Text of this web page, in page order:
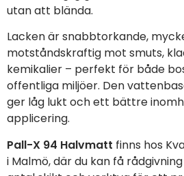
utan att blända.
Lacken är snabbtorkande,
motståndskraftig mot smuts,
kemikalier – perfekt för både
offentliga miljöer. Den
ger låg lukt och ett bättre
applicering.
Pall-X 94 Halvmatt finns hos
i Malmö, där du kan få